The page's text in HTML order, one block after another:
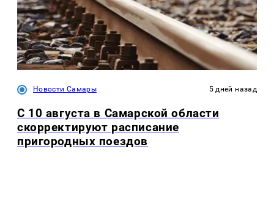
Новости Самары 5 дней назад
С 10 августа в Самарской области
скорректируют расписание
пригородных поездов